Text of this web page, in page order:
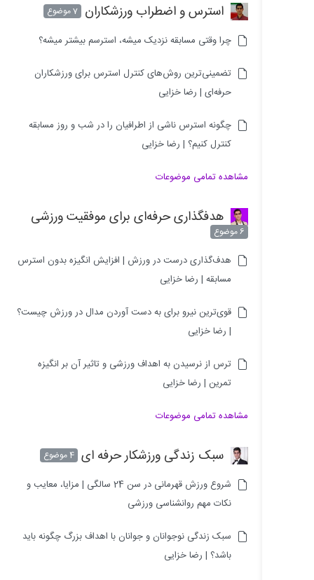
استرس و اضطراب ورزشکاران 7 موضوع
چرا وقتی مسابقه نزدیک میشه، استرسم بیشتر میشه؟
تضمینی‌ترین روش‌های کنترل استرس برای ورزشکاران
حرفه‌ای | رضا خزایی
چگونه استرس ناشی از اطرافیان را در شب و روز مسابقه
کنترل کنیم؟ | رضا خزایی
مشاهده تمامی موضوعات
هدفگذاری حرفه‌ای برای موفقیت ورزشی
6 موضوع
هدف‌گذاری درست در ورزش | افزایش انگیزه بدون استرس
مسابقه | رضا خزایی
قوی‌ترین نیرو برای به دست آوردن مدال در ورزش چیست؟
| رضا خزایی
ترس از نرسیدن به اهداف ورزشی و تاثیر آن بر انگیزه
تمرین | رضا خزایی
مشاهده تمامی موضوعات
سبک زندگی ورزشکار حرفه ای 4 موضوع
شروع ورزش قهرمانی در سن 24 سالگی | مزایا، معایب و
نکات مهم روانشناسی ورزشی
سبک زندگی نوجوانان و جوانان با اهداف بزرگ چگونه باید
باشد؟ | رضا خزایی